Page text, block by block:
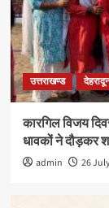
उत्तराखण्ड
कारगिल विजय
धावकों ने दौड़कर
admin 26